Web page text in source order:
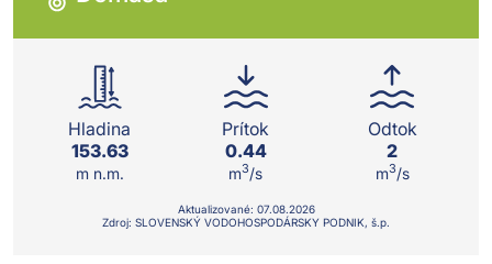
Hladina
153.63
m n.m.
Prítok
0.44
m3/s
Odtok
2
m3/s
Aktualizované: 07.08.2026
Zdroj: SLOVENSKÝ VODOHOSPODÁRSKY PODNIK, š.p.